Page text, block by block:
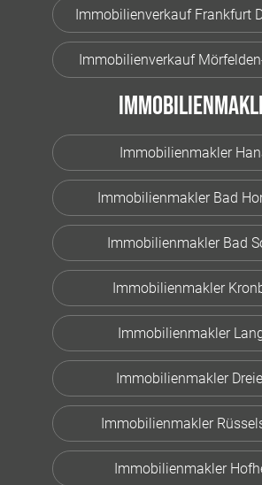
Immobilienverkauf Frankfurt
Immobilienverkauf
Immobilienmakler
Immobilienmakler Bad
Immobilienmakler Bad
Immobilienmakler
Immobilienmakler
Immobilienmakler
Immobilienmakler
Immobilienmakler